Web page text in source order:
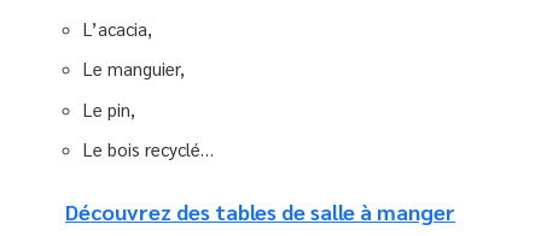
L’acacia,
Le manguier,
Le pin,
Le bois recyclé…
Découvrez des tables de salle à manger